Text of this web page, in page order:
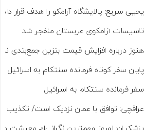
یحیی سریع: پالایشگاه آرامکو را هدف قرار دادیم
تاسیسات آرامکوی عربستان منفجر شد
هنوز درباره افزایش قیمت بنزین جمع‌بندی
افزایش می‌یابد
پایان سفر کوتاه فرمانده سنتکام به اسرائیل
سفر فرمانده سنتکام به اسرائیل
عراقچی: توافق با عمان نزدیک است/ تکذیب سهم ۱۱ درصدی ایران